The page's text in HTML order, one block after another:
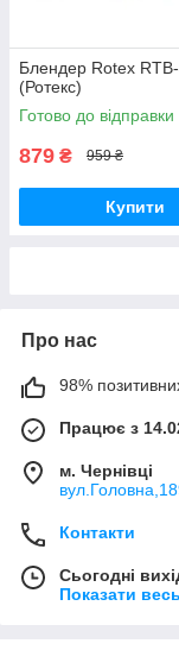
Блендер Rotex
(Ротекс)
Готово до відправки
879 ₴ 959 ₴
Купити
Про нас
98%
Працює з
м. Чернівці
Контакти
Сьогодні
Показати